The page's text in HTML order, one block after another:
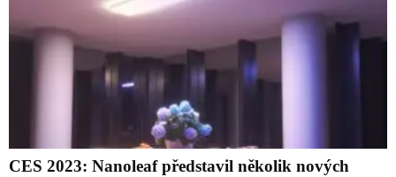
CES 2023: Nanoleaf představil několik nových